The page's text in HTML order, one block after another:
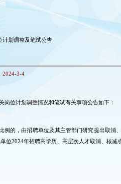
计划调整及笔试公告
2024-3-4
位计划调整情况和笔试有关事项公告如下：
的，由招聘单位及其主管部门研究提出取消
2024年招聘高学历、高层次人才取消、核减